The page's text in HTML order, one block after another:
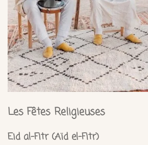
Les Fêtes Religieuses
Eid al-Fitr (Aïd el-Fitr)